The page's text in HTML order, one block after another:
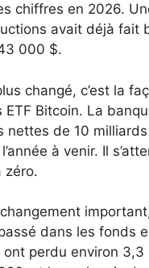
chiffres en 2026.
avait déjà fait
000 $.
changé, c’est la
ETF Bitcoin. La
nettes de 10
à venir. Il
zéro.
changement
dans les fonds
ont perdu environ